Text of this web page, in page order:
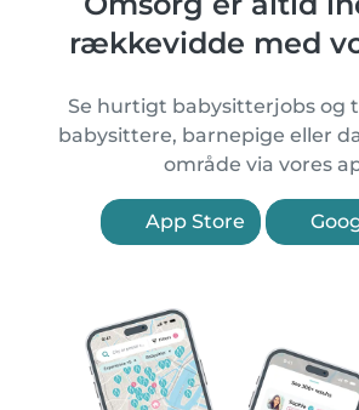
rækkevidde med
Se hurtigt babysitterjobs og
babysittere, barnepige eller
område via vores
App Store